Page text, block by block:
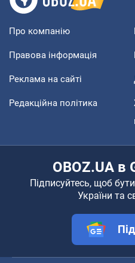
Про компанію
Правова інформація
Реклама на сайті
Редакційна політика
OBOZ.UA в
Підписуйтесь, щоб
України та